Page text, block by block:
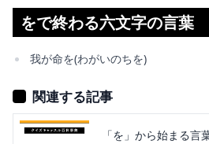
をで終わる六文字の言葉
我が命を(わがいのちを)
関連する記事
「を」から始まる言